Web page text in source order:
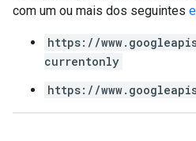
com um ou mais dos seguintes
https://
currentonly
https://